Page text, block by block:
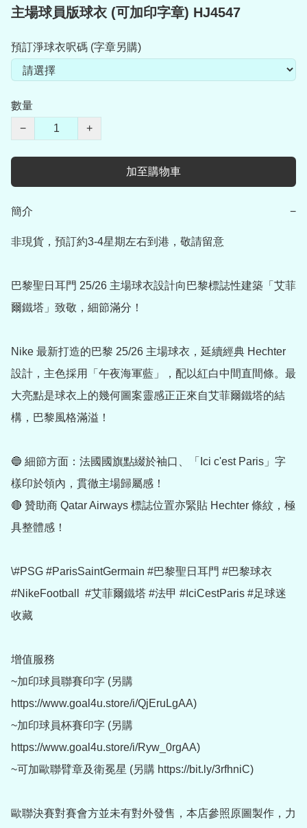
主場球員版球衣 (可加印字章) HJ4547
預訂淨球衣呎碼 (字章另購)
數量
−
+
加至購物車
簡介 −
非現貨，預訂約3-4星期左右到港，敬請留意
巴黎聖日耳門 25/26 主場球衣設計向巴黎標誌性建築「艾菲
爾鐵塔」致敬，細節滿分！
Nike 最新打造的巴黎 25/26 主場球衣，延續經典 Hechter
設計，主色採用「午夜海軍藍」，配以紅白中間直間條。最
大亮點是球衣上的幾何圖案靈感正正來自艾菲爾鐵塔的結
構，巴黎風格滿溢！
🔵 細節方面：法國國旗點綴於袖口、「Ici c'est Paris」字
樣印於領內，貫徹主場歸屬感！
🔴 贊助商 Qatar Airways 標誌位置亦緊貼 Hechter 條紋，極
具整體感！
\#PSG #ParisSaintGermain #巴黎聖日耳門 #巴黎球衣
#NikeFootball  #艾菲爾鐵塔 #法甲 #IciCestParis #足球迷
收藏
增值服務
~加印球員聯賽印字 (另購
https://www.goal4u.store/i/QjEruLgAA)
~加印球員杯賽印字 (另購
https://www.goal4u.store/i/Ryw_0rgAA)
~可加歐聯臂章及衛冕星 (另購 https://bit.ly/3rfhniC)
歐聯決賽對賽會方並未有對外發售，本店參照原圖製作，力